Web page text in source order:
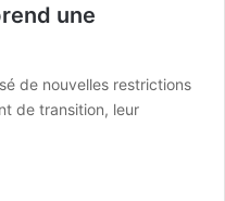
une
de nouvelles restrictions
de transition, leur